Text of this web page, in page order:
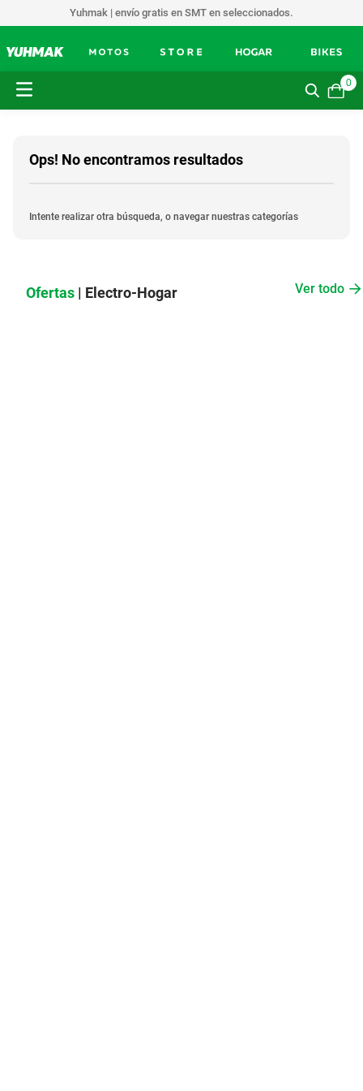
Yuhmak | envío gratis en SMT en seleccionados.
0
Ops! No encontramos resultados
Intente realizar otra búsqueda, o navegar nuestras categorías
Ofertas | Electro-Hogar Ver todo